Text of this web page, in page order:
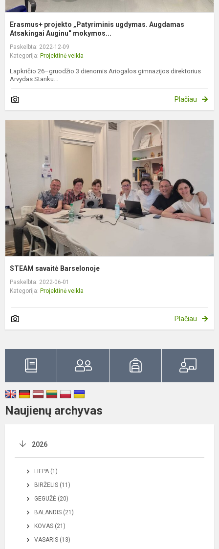
Erasmus+ projekto „Patyriminis ugdymas. Augdamas
Atsakingai Auginu“ mokymos...
Paskelbta: 2022-12-09
Kategorija: Projektinė veikla
Lapkričio 26–gruodžio 3 dienomis Ariogalos gimnazijos direktorius
Arvydas Stanku...
Plačiau
STEAM savaitė Barselonoje
Paskelbta: 2022-06-01
Kategorija: Projektinė veikla
Plačiau
Naujienų archyvas
2026
LIEPA (1)
BIRŽELIS (11)
GEGUŽĖ (20)
BALANDIS (21)
KOVAS (21)
VASARIS (13)